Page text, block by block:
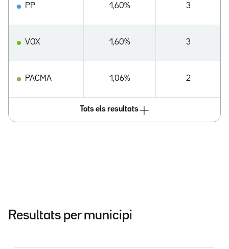
PP 1,60% 3
VOX 1,60% 3
PACMA 1,06% 2
Tots els resultats
Resultats per municipi